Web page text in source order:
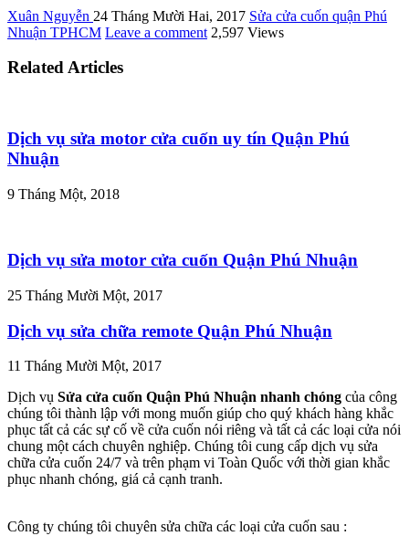
Xuân Nguyễn 24 Tháng Mười Hai, 2017 Sửa cửa cuốn quận Phú
Nhuận TPHCM Leave a comment 2,597 Views
Related Articles
Dịch vụ sửa motor cửa cuốn uy tín Quận Phú
Nhuận
9 Tháng Một, 2018
Dịch vụ sửa motor cửa cuốn Quận Phú Nhuận
25 Tháng Mười Một, 2017
Dịch vụ sửa chữa remote Quận Phú Nhuận
11 Tháng Mười Một, 2017
Dịch vụ Sửa cửa cuốn Quận Phú Nhuận nhanh chóng của công
chúng tôi thành lập với mong muốn giúp cho quý khách hàng khắc
phục tất cả các sự cố về cửa cuốn nói riêng và tất cả các loại cửa nói
chung một cách chuyên nghiệp. Chúng tôi cung cấp dịch vụ sửa
chữa cửa cuốn 24/7 và trên phạm vi Toàn Quốc với thời gian khắc
phục nhanh chóng, giá cả cạnh tranh.
Công ty chúng tôi chuyên sửa chữa các loại cửa cuốn sau :